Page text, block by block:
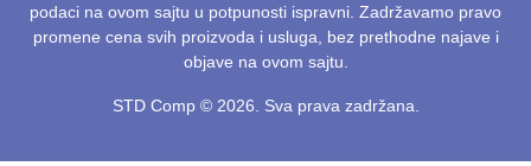
podaci na ovom sajtu u potpunosti ispravni. Zadržavamo pravo
promene cena svih proizvoda i usluga, bez prethodne najave i
objave na ovom sajtu.
STD Comp © 2026. Sva prava zadržana.